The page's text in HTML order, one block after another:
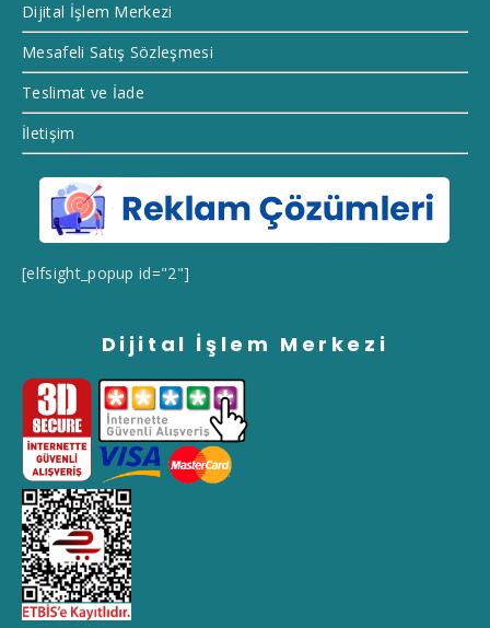
Dijital İşlem Merkezi
Mesafeli Satış Sözleşmesi
Teslimat ve İade
İletişim
[elfsight_popup id="2"]
Dijital İşlem Merkezi